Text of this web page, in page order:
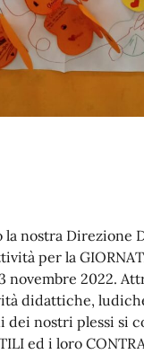
la nostra Direzione
per la
novembre 2022.
didattiche,
dei nostri plessi si
ed i loro